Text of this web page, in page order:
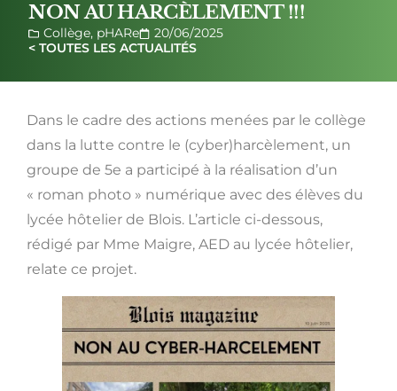
NON AU HARCÈLEMENT !!!
Collège, pHARe
20/06/2025
< TOUTES LES ACTUALITÉS
Dans le cadre des actions menées par le collège
dans la lutte contre le (cyber)harcèlement, un
groupe de 5e a participé à la réalisation d’un
« roman photo » numérique avec des élèves du
lycée hôtelier de Blois. L’article ci-dessous,
rédigé par Mme Maigre, AED au lycée hôtelier,
relate ce projet.